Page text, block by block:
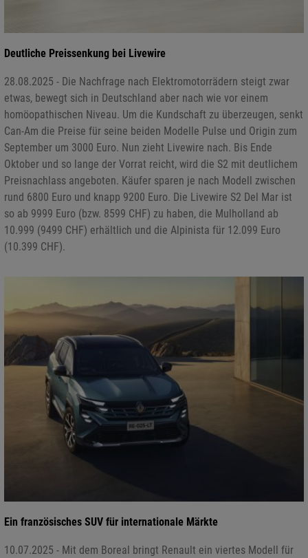
Deutliche Preissenkung bei Livewire
28.08.2025 - Die Nachfrage nach Elektromotorrädern steigt zwar
etwas, bewegt sich in Deutschland aber nach wie vor einem
homöopathischen Niveau. Um die Kundschaft zu überzeugen, senkt
Can-Am die Preise für seine beiden Modelle Pulse und Origin zum
September um 3000 Euro. Nun zieht Livewire nach. Bis Ende
Oktober und so lange der Vorrat reicht, wird die S2 mit deutlichem
Preisnachlass angeboten. Käufer sparen je nach Modell zwischen
rund 6800 Euro und knapp 9200 Euro. Die Livewire S2 Del Mar ist
so ab 9999 Euro (bzw. 8599 CHF) zu haben, die Mulholland ab
10.999 (9499 CHF) erhältlich und die Alpinista für 12.099 Euro
(10.399 CHF).
Ein französisches SUV für internationale Märkte
10.07.2025 - Mit dem Boreal bringt Renault ein viertes Modell für